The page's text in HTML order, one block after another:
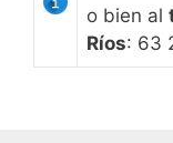
o bien al
Ríos: 63